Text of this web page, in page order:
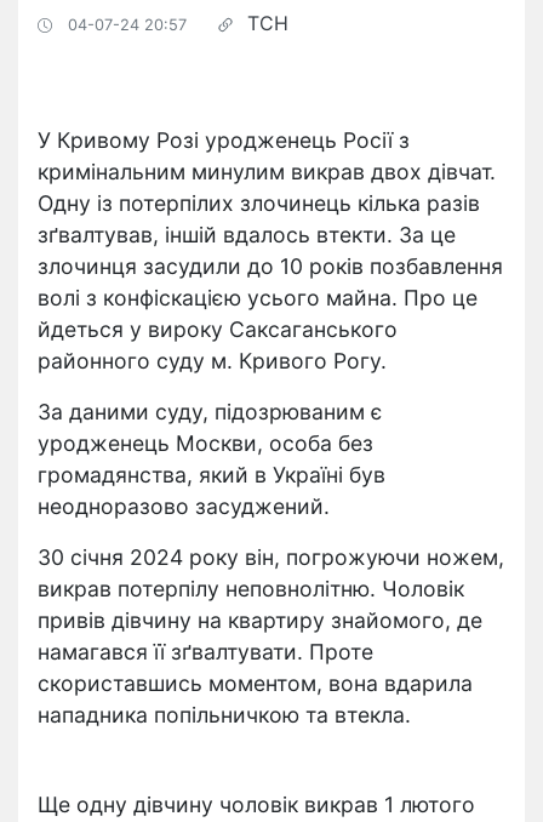
04-07-24 20:57 ТСН
У Кривому Розі уродженець Росії з
кримінальним минулим викрав двох дівчат.
Одну із потерпілих злочинець кілька разів
зґвалтував, іншій вдалось втекти. За це
злочинця засудили до 10 років позбавлення
волі з конфіскацією усього майна. Про це
йдеться у вироку Саксаганського
районного суду м. Кривого Рогу.
За даними суду, підозрюваним є
уродженець Москви, особа без
громадянства, який в Україні був
неодноразово засуджений.
30 січня 2024 року він, погрожуючи ножем,
викрав потерпілу неповнолітню. Чоловік
привів дівчину на квартиру знайомого, де
намагався її зґвалтувати. Проте
скориставшись моментом, вона вдарила
нападника попільничкою та втекла.
Ще одну дівчину чоловік викрав 1 лютого